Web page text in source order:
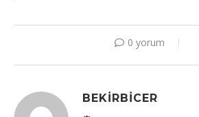
0 yorum
BEKIRBICER